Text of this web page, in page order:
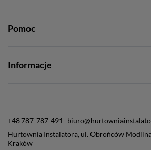
Pomoc
Informacje
+48 787-787-491
Hurtownia Instalatora, ul. Obrońców
Kraków